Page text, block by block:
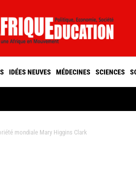
IDÉES NEUVES MÉDECINES SCIENCES
mondiale Mary Higgins Clark